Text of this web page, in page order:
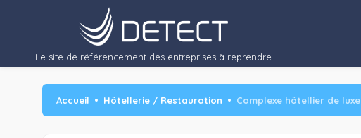
Le site de référencement des entreprises à reprendre
Accueil Hôtellerie / Restauration Complexe hôtellier de luxe